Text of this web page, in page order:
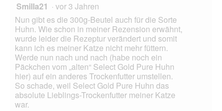
Smilla21 · vor 3 Jahren
Nun gibt es die 300g-Beutel auch für die Sorte
Huhn. Wie schon in meiner Rezension erwähnt,
wurde leider die Rezeptur verändert und somit
kann ich es meiner Katze nicht mehr füttern.
Werde nun nach und nach (habe noch ein
Päckchen vom „alten“ Select Gold Pure Huhn
hier) auf ein anderes Trockenfutter umstellen.
So schade, weil Select Gold Pure Huhn das
absolute Lieblings-Trockenfutter meiner Katze
war.